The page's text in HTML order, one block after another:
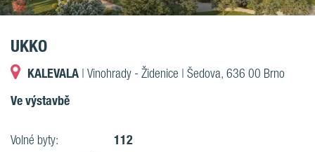
UKKO
KALEVALA | Vinohrady - Židenice | Šedova, 636 00 Brno
Ve výstavbě
Volné byty: 112